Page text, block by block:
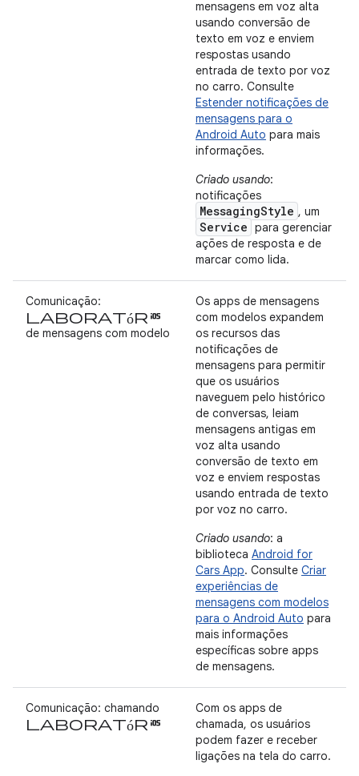
mensagens em voz alta
usando conversão de
texto em voz e enviem
respostas usando
entrada de texto por voz
no carro. Consulte
Estender notificações de
mensagens para o
Android Auto para mais
informações.
Criado usando:
notificações
MessagingStyle , um
Service para gerenciar
ações de resposta e de
marcar como lida.
Comunicação:
laboratórios
de mensagens com modelo
Os apps de mensagens
com modelos expandem
os recursos das
notificações de
mensagens para permitir
que os usuários
naveguem pelo histórico
de conversas, leiam
mensagens antigas em
voz alta usando
conversão de texto em
voz e enviem respostas
usando entrada de texto
por voz no carro.
Criado usando: a
biblioteca Android for
Cars App. Consulte Criar
experiências de
mensagens com modelos
para o Android Auto para
mais informações
específicas sobre apps
de mensagens.
Comunicação: chamando
laboratórios
Com os apps de
chamada, os usuários
podem fazer e receber
ligações na tela do carro.